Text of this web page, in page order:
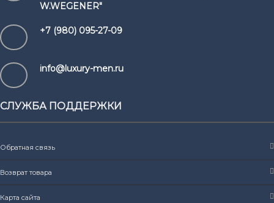
W.WEGENER"
+7 (980) 095-27-09
info@luxury-men.ru
СЛУЖБА ПОДДЕРЖКИ
Обратная связь
Возврат товара
Карта сайта